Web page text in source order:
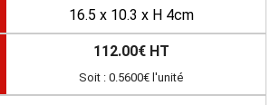
16.5 x 10.3 x H 4cm
112.00€ HT
Soit : 0.5600€ l'unité